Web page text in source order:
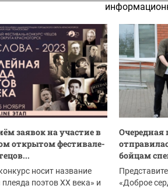
заявок на участие в
открытом фестивале-
носит название
поэтов XX века» и
бойцам
«Доброе